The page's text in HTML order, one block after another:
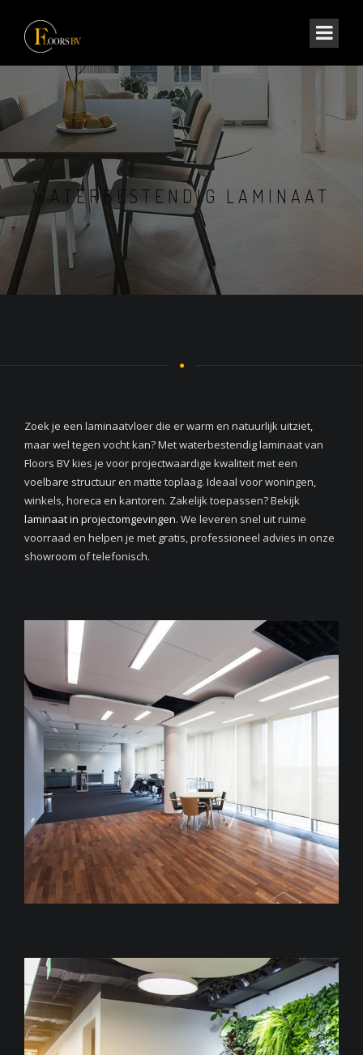
WATERBESTENDIG LAMINAAT
Zoek je een laminaatvloer die er warm en natuurlijk uitziet,
maar wel tegen vocht kan? Met waterbestendig laminaat van
Floors BV kies je voor projectwaardige kwaliteit met een
voelbare structuur en matte toplaag. Ideaal voor woningen,
winkels, horeca en kantoren. Zakelijk toepassen? Bekijk
laminaat in projectomgevingen. We leveren snel uit ruime
voorraad en helpen je met gratis, professioneel advies in onze
showroom of telefonisch.